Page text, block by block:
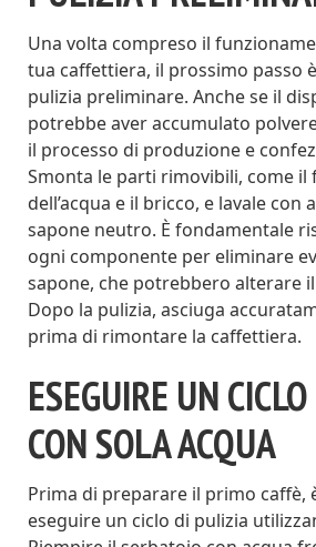
Una volta compreso il
tua caffettiera, il prossimo passo
pulizia preliminare. Anche se il
potrebbe aver accumulato
il processo di produzione e
Smonta le parti rimovibili, come
dell’acqua e il bricco, e lavale con
sapone neutro. È fondamentale
ogni componente per eliminare
sapone, che potrebbero alterare
Dopo la pulizia, asciuga
prima di rimontare la caffettiera.
ESEGUIRE UN
CON SOLA ACQUA
Prima di preparare il primo caffè,
eseguire un ciclo di pulizia